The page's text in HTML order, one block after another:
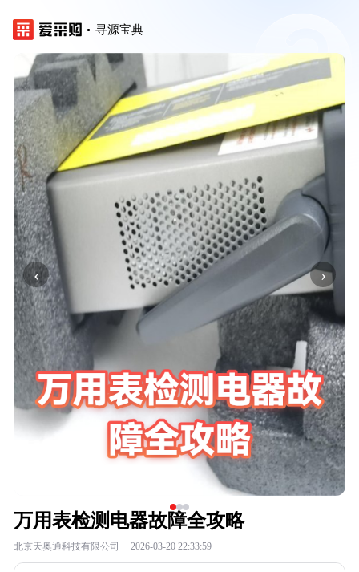
寻源宝典
‹ ›
万用表检测电器故障全攻略
北京天奥通科技有限公司 · 2026-03-20 22:33:59